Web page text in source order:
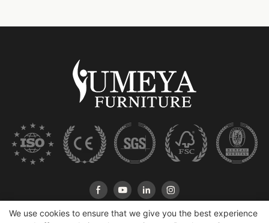
We use cookies to ensure that we give you the best experience